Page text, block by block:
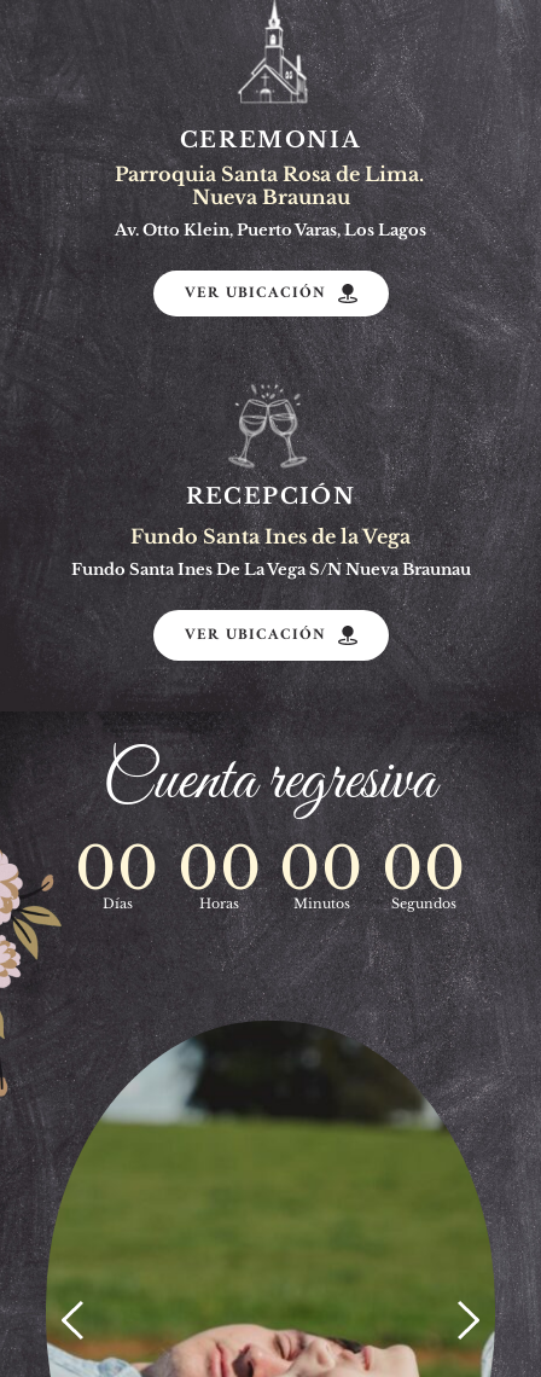
CEREMONIA
Parroquia Santa Rosa de Lima.
Nueva Braunau
Av. Otto Klein, Puerto Varas, Los Lagos
VER UBICACIÓN
RECEPCIÓN
Fundo Santa Ines de la Vega
Fundo Santa Ines De La Vega S/N Nueva Braunau
VER UBICACIÓN
Cuenta regresiva
00
Días 00
Horas 00
Minutos 00
Segundos